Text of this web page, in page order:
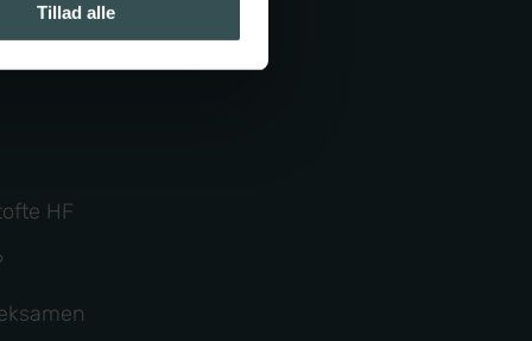
Tillad alle
HF